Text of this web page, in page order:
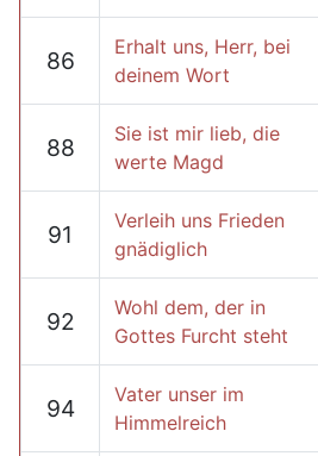
86
Erhalt uns, Herr, bei
deinem Wort
88
Sie ist mir lieb, die
werte Magd
91
Verleih uns Frieden
gnädiglich
92
Wohl dem, der in
Gottes Furcht steht
94
Vater unser im
Himmelreich